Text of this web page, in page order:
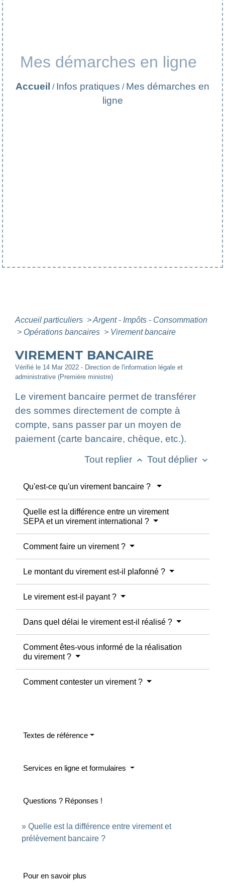
Mes démarches en ligne
Accueil / Infos pratiques / Mes démarches en
ligne
Accueil particuliers >Argent - Impôts - Consommation
> Opérations bancaires > Virement bancaire
VIREMENT BANCAIRE
Vérifié le 14 Mar 2022 - Direction de l'information légale et
administrative (Première ministre)
Le virement bancaire permet de transférer
des sommes directement de compte à
compte, sans passer par un moyen de
paiement (carte bancaire, chèque, etc.).
Tout replier keyboard_arrow_up Tout déplier keyboard_arrow_down
Qu'est-ce qu'un virement bancaire ?
Quelle est la différence entre un virement
SEPA et un virement international ?
Comment faire un virement ?
Le montant du virement est-il plafonné ?
Le virement est-il payant ?
Dans quel délai le virement est-il réalisé ?
Comment êtes-vous informé de la réalisation
du virement ?
Comment contester un virement ?
Textes de référence
Services en ligne et formulaires
Questions ? Réponses !
Quelle est la différence entre virement et
prélèvement bancaire ?
Pour en savoir plus